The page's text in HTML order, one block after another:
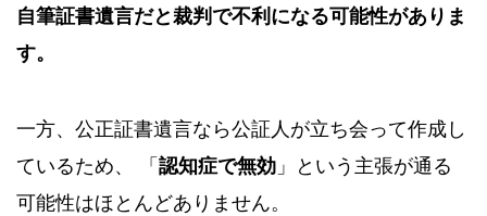
自筆証書遺言だと裁判で不利になる可能性がありま
す。
一方、公正証書遺言なら公証人が立ち会って作成し
ているため、 「認知症で無効 」という主張が通る
可能性はほとんどありません。